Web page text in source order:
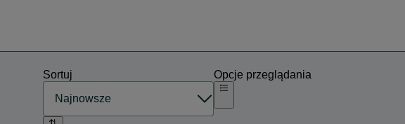
Sortuj Opcje przeglądania